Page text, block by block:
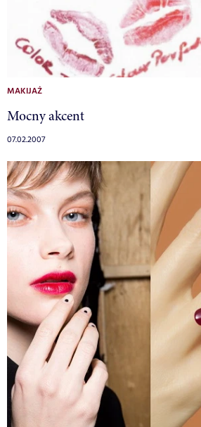
MAKIJAŻ
Mocny akcent
07.02.2007